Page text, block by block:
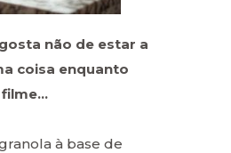
não de estar a
coisa enquanto
filme…
à base de